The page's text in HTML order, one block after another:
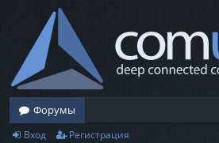
Форумы
Вход Регистрация